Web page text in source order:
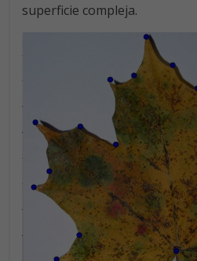
superficie compleja.